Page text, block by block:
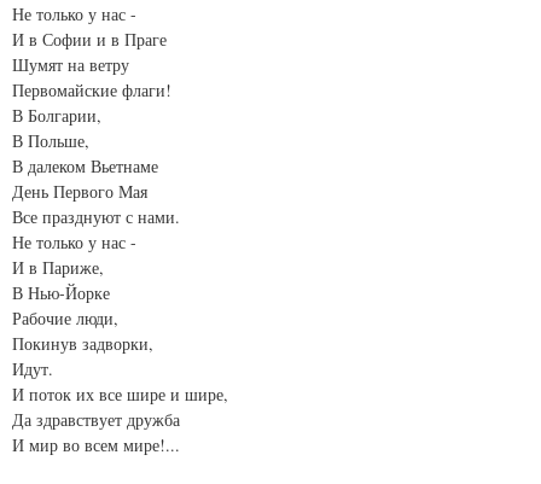
Не только у нас -
И в Софии и в Праге
Шумят на ветру
Первомайские флаги!
В Болгарии,
В Польше,
В далеком Вьетнаме
День Первого Мая
Все празднуют с нами.
Не только у нас -
И в Париже,
В Нью-Йорке
Рабочие люди,
Покинув задворки,
Идут.
И поток их все шире и шире,
Да здравствует дружба
И мир во всем мире!...